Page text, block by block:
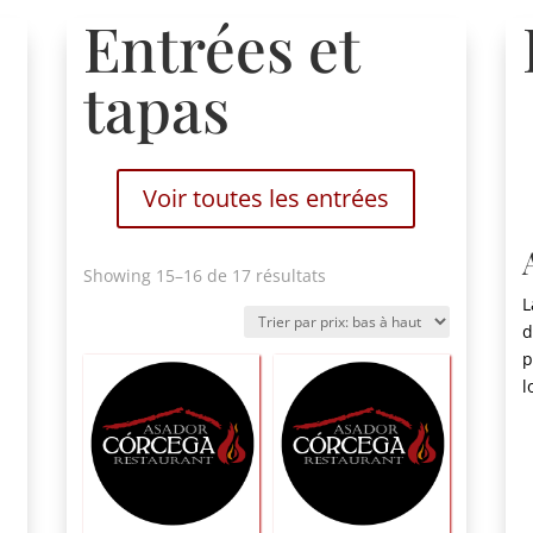
Entrées et
tapas
Voir toutes les entrées
Showing 15–16 de 17 résultatsTrié
prix:
bas
haut